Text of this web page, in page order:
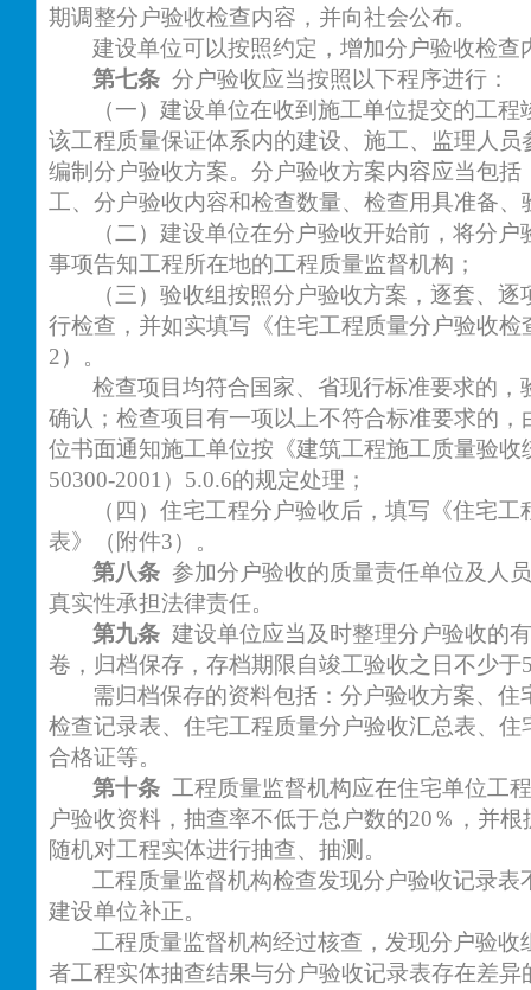
期调整分户验收检查内容，并向社会公布。
建设单位可以按照约定，增加分户验收检查
第七条 分户验收应当按照以下程序进行：
（一）建设单位在收到施工单位提交的工
该工程质量保证体系内的建设、施工、监理人员
编制分户验收方案。分户验收方案内容应当包括
工、分户验收内容和检查数量、检查用具准备、
（二）建设单位在分户验收开始前，将分
事项告知工程所在地的工程质量监督机构；
（三）验收组按照分户验收方案，逐套、
行检查，并如实填写《住宅工程质量分户验收检
2）。
检查项目均符合国家、省现行标准要求的，
确认；检查项目有一项以上不符合标准要求的，
位书面通知施工单位按《建筑工程施工质量验收
50300-2001）5.0.6的规定处理；
（四）住宅工程分户验收后，填写《住宅
表》（附件3）。
第八条 参加分户验收的质量责任单位及人
真实性承担法律责任。
第九条 建设单位应当及时整理分户验收的
卷，归档保存，存档期限自竣工验收之日不少于
需归档保存的资料包括：分户验收方案、住
检查记录表、住宅工程质量分户验收汇总表、住
合格证等。
第十条 工程质量监督机构应在住宅单位工
户验收资料，抽查率不低于总户数的20％，并根
随机对工程实体进行抽查、抽测。
工程质量监督机构检查发现分户验收记录表
建设单位补正。
工程质量监督机构经过核查，发现分户验收
者工程实体抽查结果与分户验收记录表存在差异